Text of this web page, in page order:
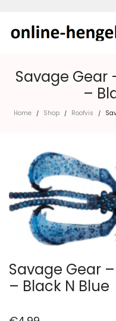
Savage Gear
–
Home / Shop / Roofvis /
Savage Gear
– Black N Blue